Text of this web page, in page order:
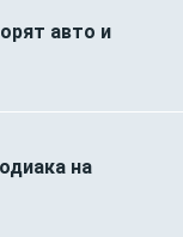
авто и
на